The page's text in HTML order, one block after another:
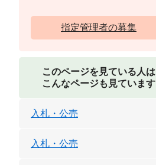
指定管理者の募集
このページを見ている人は
こんなページも見ています
入札・公売
入札・公売